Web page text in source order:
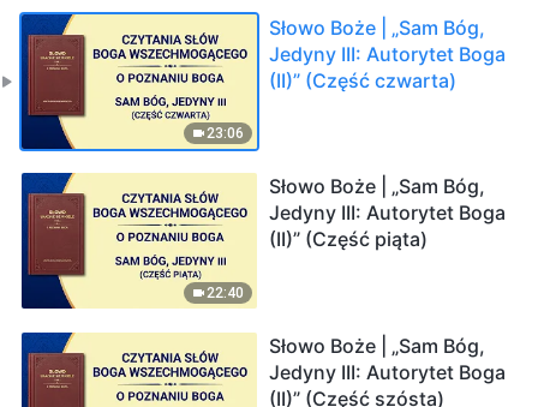
23:06
Słowo Boże | „Sam Bóg,
Jedyny III: Autorytet Boga
(II)” (Część czwarta)
22:40
Słowo Boże | „Sam Bóg,
Jedyny III: Autorytet Boga
(II)” (Część piąta)
Słowo Boże | „Sam Bóg,
Jedyny III: Autorytet Boga
(II)” (Część szósta)